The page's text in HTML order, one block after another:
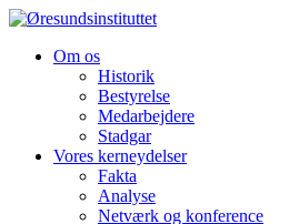
Om os
Historik
Bestyrelse
Medarbejdere
Stadgar
Vores kerneydelser
Fakta
Analyse
Netværk og konference